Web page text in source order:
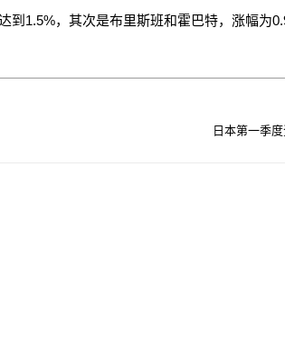
到1.5%，其次是布里斯班和霍巴特，涨幅为
日本第一季